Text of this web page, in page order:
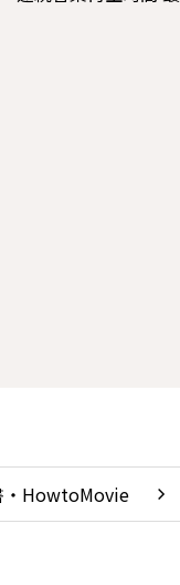
・HowtoMovie